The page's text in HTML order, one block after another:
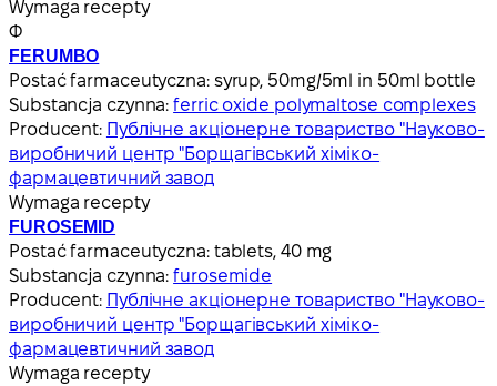
Wymaga recepty
Ф
FERUMBO
Postać farmaceutyczna: syrup, 50mg/5ml in 50ml bottle
Substancja czynna:ferric oxide polymaltose complexes
Producent: Публічне акціонерне товариство "Науково-
виробничий центр "Борщагівський хіміко-
фармацевтичний завод
Wymaga recepty
FUROSEMID
Postać farmaceutyczna: tablets, 40 mg
Substancja czynna:furosemide
Producent: Публічне акціонерне товариство "Науково-
виробничий центр "Борщагівський хіміко-
фармацевтичний завод
Wymaga recepty